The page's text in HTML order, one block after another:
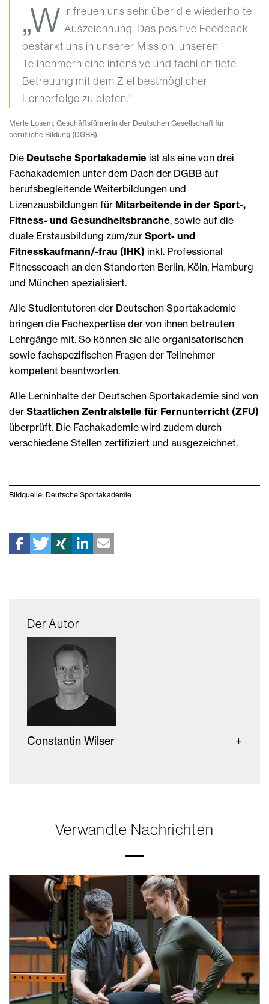
„W ir freuen uns sehr über die wiederholte
Auszeichnung. Das positive Feedback
bestärkt uns in unserer Mission, unseren
Teilnehmern eine intensive und fachlich tiefe
Betreuung mit dem Ziel bestmöglicher
Lernerfolge zu bieten."
Merle Losem, Geschäftsführerin der Deutschen Gesellschaft für
berufliche Bildung (DGBB)
Die Deutsche Sportakademie ist als eine von drei
Fachakademien unter dem Dach der DGBB auf
berufsbegleitende Weiterbildungen und
Lizenzausbildungen für Mitarbeitende in der Sport-,
Fitness- und Gesundheitsbranche, sowie auf die
duale Erstausbildung zum/zur Sport- und
Fitnesskaufmann/-frau (IHK) inkl. Professional
Fitnesscoach an den Standorten Berlin, Köln, Hamburg
und München spezialisiert.
Alle Studientutoren der Deutschen Sportakademie
bringen die Fachexpertise der von ihnen betreuten
Lehrgänge mit. So können sie alle organisatorischen
sowie fachspezifischen Fragen der Teilnehmer
kompetent beantworten.
Alle Lerninhalte der Deutschen Sportakademie sind von
der Staatlichen Zentralstelle für Fernunterricht (ZFU)
überprüft. Die Fachakademie wird zudem durch
verschiedene Stellen zertifiziert und ausgezeichnet.
Bildquelle: Deutsche Sportakademie
Der Autor
Constantin Wilser
Verwandte Nachrichten